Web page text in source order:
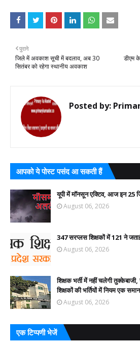
डीएम
पुराने
जिले में अवकाश सूची में बदलाव, अब 30
सितंबर को रहेगा स्थानीय अवकाश
Posted by:
आपको ये पोस्ट पसंद आ सकती हैं
यूपी में मॉनसून एक्टिव, आज इन 25
August 06, 2026
347 सरप्लस शिक्षकों में 121 ने
August 06, 2026
शिक्षक भर्ती में नहीं चलेगी
शिक्षकों की भर्तियों में नियम एक
August 06, 2026
एक टिप्पणी भेजें